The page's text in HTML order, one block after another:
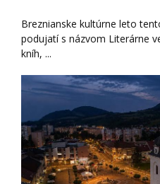
Breznianske kultúrne leto
podujatí s názvom Literárne
kníh, ...